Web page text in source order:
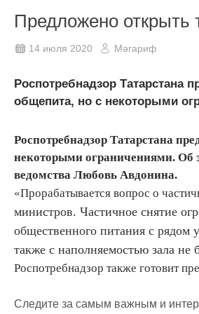
Предложено открыть
14 июля 2020 Мәгариф
Роспотребнадзор Татарстана
общепита, но с некоторыми
Роспотребнадзор Татарстана
некоторыми ограничениями. Об
ведомства Любовь Авдонина.
«Прорабатывается вопрос о
министров. Частичное снятие
общественного питания с рядом
также с наполняемостью зала не
Роспотребнадзор также готовит
Следите за самым важным и